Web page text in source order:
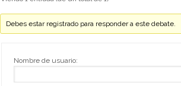
Debes estar registrado para responder a este debate.
Nombre de usuario: